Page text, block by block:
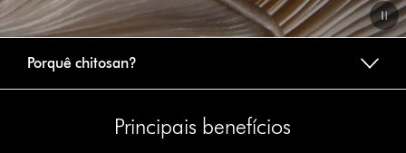
TranscriptPorquê chitosan?
Principais benefícios